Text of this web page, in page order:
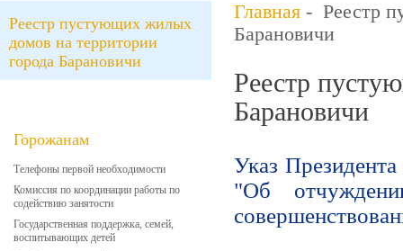
Реестр пустующих жилых
домов на территории
города Барановичи
Горожанам
Телефоны первой необходимости
Комиссия по координации работы по
содействию занятости
Государственная поддержка, семей,
воспитывающих детей
Главная - Реестр
Барановичи
Реестр
Барановичи
Указ
"Об